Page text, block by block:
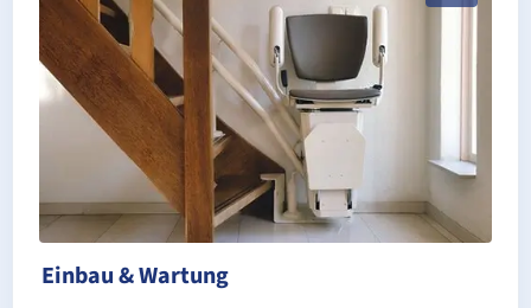
Einbau & Wartung